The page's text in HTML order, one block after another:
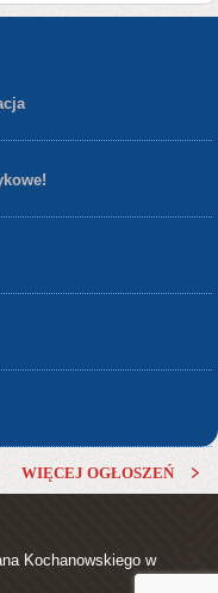
WIĘCEJ OGŁOSZEŃ
Kochanowskiego w